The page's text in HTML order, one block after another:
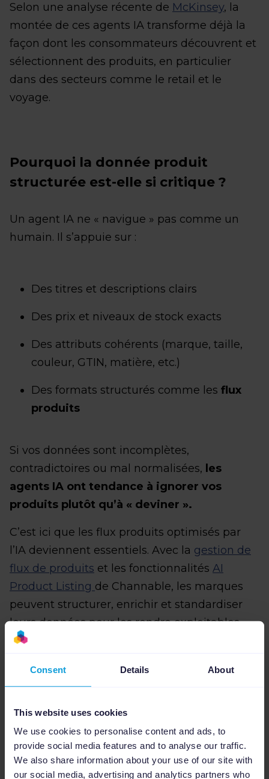
Consent Details About
This website uses cookies
We use cookies to personalise content and ads, to
provide social media features and to analyse our traffic.
We also share information about your use of our site with
our social media, advertising and analytics partners who
Selon une analyse récente de McKinsey, la
montée de ces agents IA transforme déjà la
façon dont les consommateurs découvrent et
sélectionnent des produits, en particulier
dans des secteurs comme le retail et le
voyage.
Pourquoi la donnée produit
structurée est-elle si critique ?
Un agent IA ne « navigue » pas comme un
humain. Il s’appuie sur :
Des titres et descriptions clairs
Des prix et niveaux de stock exacts
Des attributs cohérents (marque, taille,
couleur, GTIN, matière, etc.)
Des formats structurés comme les flux
produits
Si vos données sont incomplètes,
contradictoires ou mal normalisées, les
agents IA ont tendance à ignorer vos
produits plutôt qu’à « deviner ».
C’est ici que les flux produits optimisés par
l’IA deviennent essentiels. Avec la gestion de
flux de produits et les fonctionnalités AI
Product Listing de Channable, les marques
peuvent structurer, enrichir et standardiser
leurs données pour les rendre exploitables
par les agents IA dès le premier jour.
Pour aller plus loin, sachez que Google
détaille précisément les attributs attendus et